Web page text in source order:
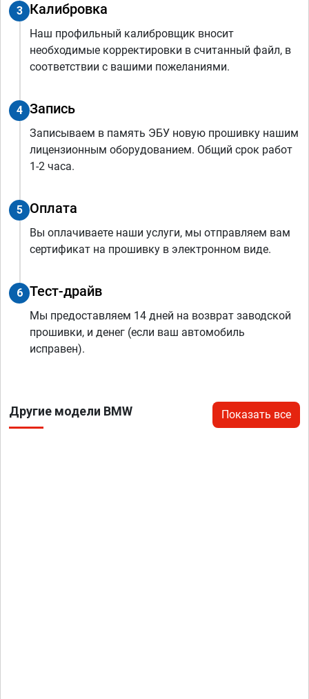
3 Калибровка
Наш профильный калибровщик вносит
необходимые корректировки в считанный файл, в
соответствии с вашими пожеланиями.
4 Запись
Записываем в память ЭБУ новую прошивку нашим
лицензионным оборудованием. Общий срок работ
1-2 часа.
5 Оплата
Вы оплачиваете наши услуги, мы отправляем вам
сертификат на прошивку в электронном виде.
6 Тест-драйв
Мы предоставляем 14 дней на возврат заводской
прошивки, и денег (если ваш автомобиль
исправен).
Другие модели BMW Показать все